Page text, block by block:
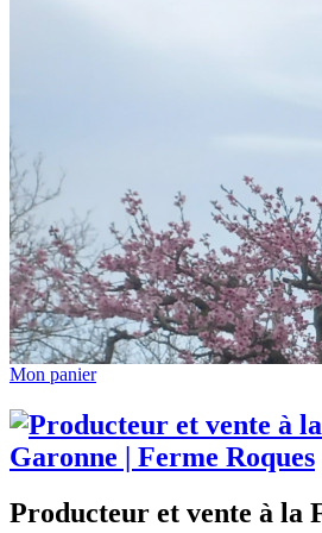
Mon panier
Producteur et vente à la